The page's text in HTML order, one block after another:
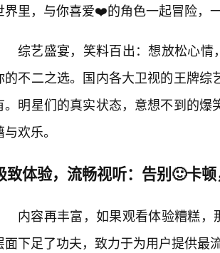
界里，与你喜爱❤️的角色一起冒险，
综艺盛宴，笑料百出：想放松心
的不二之选。国内各大卫视的王牌
。明星们的真实状态，意想不到的
与欢乐。
致体验，流畅视听：告别🙂卡
内容再丰富，如果观看体验糟糕
面下足了功夫，致力于为用户提供最